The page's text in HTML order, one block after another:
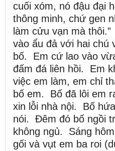
cuối xóm, nó đậu đại
thông minh, chứ gen
làm cửu vạn mà
vào ẩu đả với hai chú
bố. Em cứ lao vào
đấm đá liên hồi. Em
việc em làm, em chỉ
bố em. Bố đã lôi em
xin lỗi nhà nội. Bố
nói. Đêm đó bố ngồi
không ngủ. Sáng
gối và vụt em ba roi